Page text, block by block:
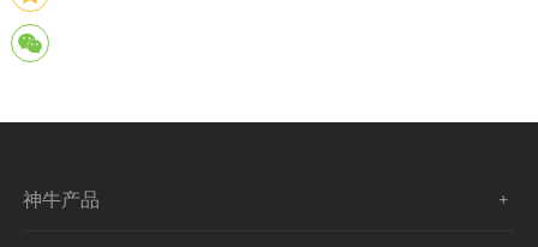
神牛产品